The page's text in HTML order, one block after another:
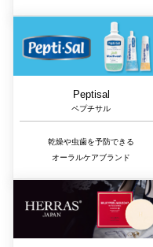
Peptisal
ペプチサル
乾燥や虫歯を予防できる
オーラルケアブランド